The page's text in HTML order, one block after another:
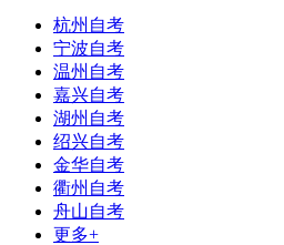
杭州自考
宁波自考
温州自考
嘉兴自考
湖州自考
绍兴自考
金华自考
衢州自考
舟山自考
更多+